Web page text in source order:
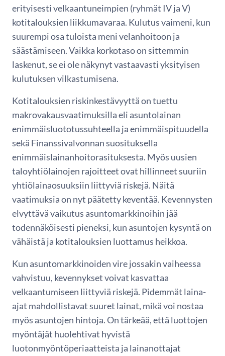
erityisesti velkaantuneimpien (ryhmät IV ja V)
kotitalouksien liikkumavaraa. Kulutus vaimeni, kun
suurempi osa tuloista meni velanhoitoon ja
säästämiseen. Vaikka korkotaso on sittemmin
laskenut, se ei ole näkynyt vastaavasti yksityisen
kulutuksen vilkastumisena.
Kotitalouksien riskinkestävyyttä on tuettu
makrovakausvaatimuksilla eli asuntolainan
enimmäisluototussuhteella ja enimmäispituudella
sekä Finanssivalvonnan suosituksella
enimmäislainanhoitorasituksesta. Myös uusien
taloyhtiölainojen rajoitteet ovat hillinneet suuriin
yhtiölainaosuuksiin liittyviä riskejä. Näitä
vaatimuksia on nyt päätetty keventää. Kevennysten
elvyttävä vaikutus asuntomarkkinoihin jää
todennäköisesti pieneksi, kun asuntojen kysyntä on
vähäistä ja kotitalouksien luottamus heikkoa.
Kun asuntomarkkinoiden vire jossakin vaiheessa
vahvistuu, kevennykset voivat kasvattaa
velkaantumiseen liittyviä riskejä. Pidemmät laina-
ajat mahdollistavat suuret lainat, mikä voi nostaa
myös asuntojen hintoja. On tärkeää, että luottojen
myöntäjät huolehtivat hyvistä
luotonmyöntöperiaatteista ja lainanottajat